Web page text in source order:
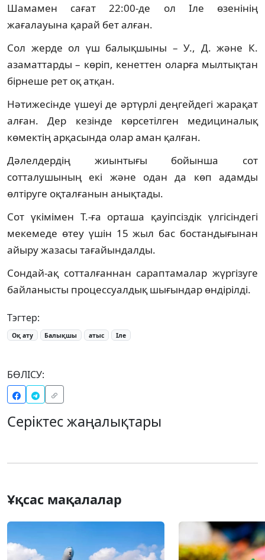
Шамамен сағат 22:00-де ол Іле өзенінің
жағалауына қарай бет алған.
Сол жерде ол үш балықшыны – У., Д. және К.
азаматтарды – көріп, кенеттен оларға мылтықтан
бірнеше рет оқ атқан.
Нәтижесінде үшеуі де әртүрлі деңгейдегі жарақат
алған. Дер кезінде көрсетілген медициналық
көмектің арқасында олар аман қалған.
Дәлелдердің жиынтығы бойынша сот
сотталушының екі және одан да көп адамды
өлтіруге оқталғанын анықтады.
Сот үкімімен Т.-ға орташа қауіпсіздік үлгісіндегі
мекемеде өтеу үшін 15 жыл бас бостандығынан
айыру жазасы тағайындалды.
Сондай-ақ сотталғаннан сараптамалар жүргізуге
байланысты процессуалдық шығындар өндірілді.
Тэгтер:
Оқ ату Балықшы атыс Іле
БӨЛІСУ:
Серіктес жаңалықтары
Ұқсас мақалалар